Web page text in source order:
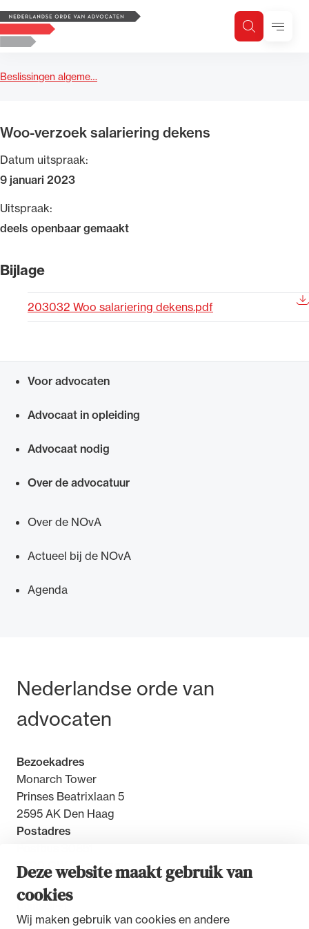
Deze website maakt gebruik van
cookies
Wij maken gebruik van cookies en andere
Logo, to the homepage
ZoekenMenu
Beslissingen algeme…
Woo-verzoek salariering dekens
Datum uitspraak:
9 januari 2023
Uitspraak:
deels openbaar gemaakt
Bijlage
203032 Woo salariering dekens.pdf
Voor advocaten
Advocaat in opleiding
Advocaat nodig
Over de advocatuur
Over de NOvA
Actueel bij de NOvA
Agenda
Bezoek- en postadres
Nederlandse orde van
advocaten
Bezoekadres
Monarch Tower
Prinses Beatrixlaan 5
2595 AK Den Haag
Postadres
2500 GW Den Haag
Zoeken
Zoek op trefwoord
advocatuur (Roda).
beroepsuitoefening: van de advocatenpas tot
geheimhoudernummers.